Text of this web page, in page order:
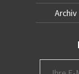
Archiv